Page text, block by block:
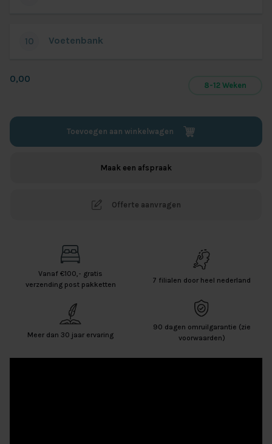
10 Voetenbank
0,00
8-12 Weken
Toevoegen aan winkelwagen
Maak een afspraak
Offerte aanvragen
Vanaf €100,- gratis
verzending post pakketten
7 filialen door heel nederland
Meer dan 30 jaar ervaring
90 dagen omruilgarantie (zie
voorwaarden)